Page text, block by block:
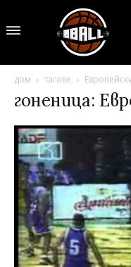
дом тагове
гоненица: